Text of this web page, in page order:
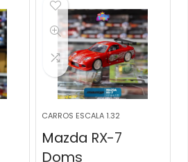
CARROS ESCALA 1.32
Mazda RX-7
Doms